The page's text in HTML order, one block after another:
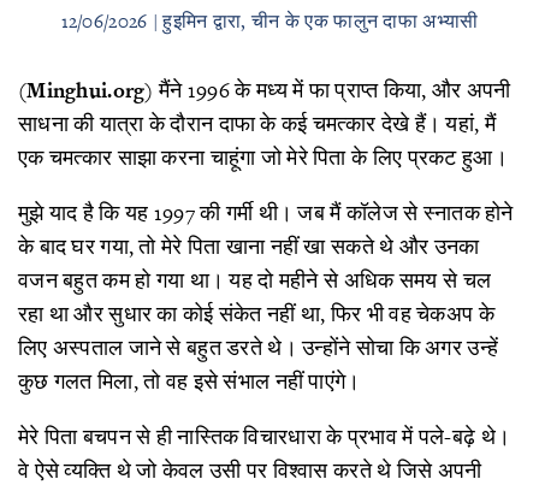
12/06/2026 | हुइमिन द्वारा, चीन के एक फालुन दाफा अभ्यासी
(Minghui.org) मैंने 1996 के मध्य में फा प्राप्त किया, और अपनी
साधना की यात्रा के दौरान दाफा के कई चमत्कार देखे हैं। यहां, मैं
एक चमत्कार साझा करना चाहूंगा जो मेरे पिता के लिए प्रकट हुआ।
मुझे याद है कि यह 1997 की गर्मी थी। जब मैं कॉलेज से स्नातक होने
के बाद घर गया, तो मेरे पिता खाना नहीं खा सकते थे और उनका
वजन बहुत कम हो गया था। यह दो महीने से अधिक समय से चल
रहा था और सुधार का कोई संकेत नहीं था, फिर भी वह चेकअप के
लिए अस्पताल जाने से बहुत डरते थे। उन्होंने सोचा कि अगर उन्हें
कुछ गलत मिला, तो वह इसे संभाल नहीं पाएंगे।
मेरे पिता बचपन से ही नास्तिक विचारधारा के प्रभाव में पले-बढ़े थे।
वे ऐसे व्यक्ति थे जो केवल उसी पर विश्वास करते थे जिसे अपनी